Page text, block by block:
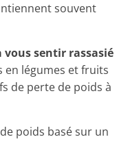
souvent
sentir rassasié
en légumes et fruits
de perte de poids à
poids basé sur un